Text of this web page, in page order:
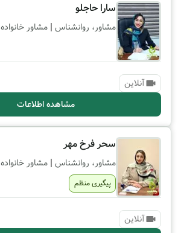
سارا حاجلو
مشاور، روانشناس | مشاور خانواده
آنلاین
مشاهده اطلاعات
سحر فرخ مهر
مشاور، روانشناس | مشاور خانواده
پیگیری منظم
آنلاین